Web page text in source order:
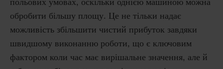
обробити більшу площу. Це не тільки надає
можливість збільшити чистий прибуток завдяки
швидшому виконанню роботи, що є ключовим
фактором коли час має вирішальне значення, але й